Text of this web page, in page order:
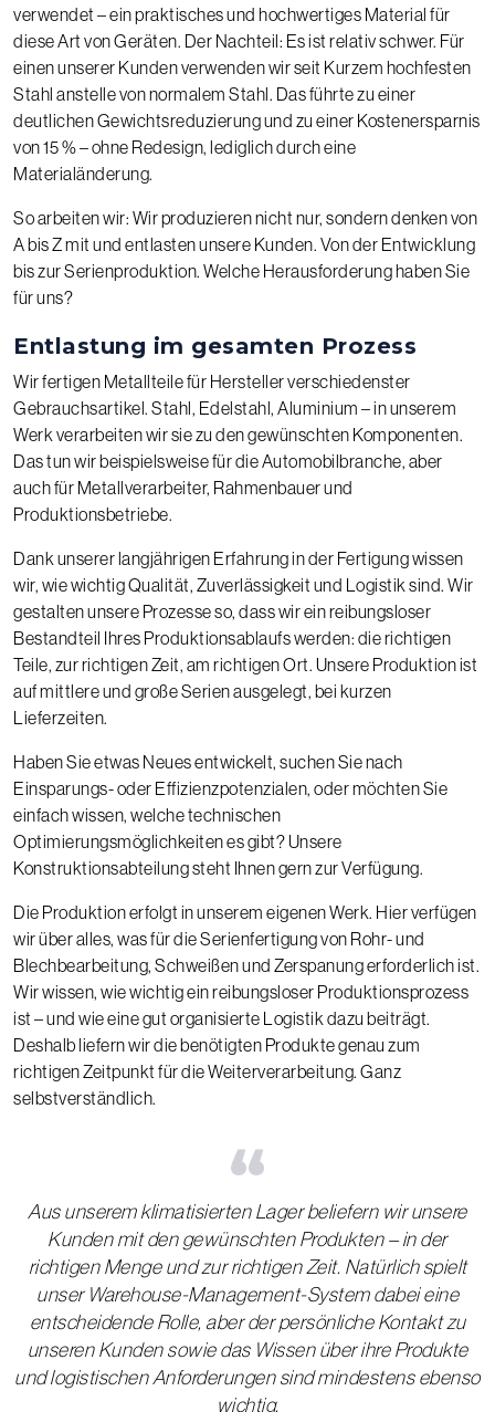
verwendet – ein praktisches und hochwertiges Material für
diese Art von Geräten. Der Nachteil: Es ist relativ schwer. Für
einen unserer Kunden verwenden wir seit Kurzem hochfesten
Stahl anstelle von normalem Stahl. Das führte zu einer
deutlichen Gewichtsreduzierung und zu einer Kostenersparnis
von 15 % – ohne Redesign, lediglich durch eine
Materialänderung.
So arbeiten wir: Wir produzieren nicht nur, sondern denken von
A bis Z mit und entlasten unsere Kunden. Von der Entwicklung
bis zur Serienproduktion. Welche Herausforderung haben Sie
für uns?
Entlastung im gesamten Prozess
Wir fertigen Metallteile für Hersteller verschiedenster
Gebrauchsartikel. Stahl, Edelstahl, Aluminium – in unserem
Werk verarbeiten wir sie zu den gewünschten Komponenten.
Das tun wir beispielsweise für die Automobilbranche, aber
auch für Metallverarbeiter, Rahmenbauer und
Produktionsbetriebe.
Dank unserer langjährigen Erfahrung in der Fertigung wissen
wir, wie wichtig Qualität, Zuverlässigkeit und Logistik sind. Wir
gestalten unsere Prozesse so, dass wir ein reibungsloser
Bestandteil Ihres Produktionsablaufs werden: die richtigen
Teile, zur richtigen Zeit, am richtigen Ort. Unsere Produktion ist
auf mittlere und große Serien ausgelegt, bei kurzen
Lieferzeiten.
Haben Sie etwas Neues entwickelt, suchen Sie nach
Einsparungs- oder Effizienzpotenzialen, oder möchten Sie
einfach wissen, welche technischen
Optimierungsmöglichkeiten es gibt? Unsere
Konstruktionsabteilung steht Ihnen gern zur Verfügung.
Die Produktion erfolgt in unserem eigenen Werk. Hier verfügen
wir über alles, was für die Serienfertigung von Rohr- und
Blechbearbeitung, Schweißen und Zerspanung erforderlich ist.
Wir wissen, wie wichtig ein reibungsloser Produktionsprozess
ist – und wie eine gut organisierte Logistik dazu beiträgt.
Deshalb liefern wir die benötigten Produkte genau zum
richtigen Zeitpunkt für die Weiterverarbeitung. Ganz
selbstverständlich.
“
Aus unserem klimatisierten Lager beliefern wir unsere
Kunden mit den gewünschten Produkten – in der
richtigen Menge und zur richtigen Zeit. Natürlich spielt
unser Warehouse-Management-System dabei eine
entscheidende Rolle, aber der persönliche Kontakt zu
unseren Kunden sowie das Wissen über ihre Produkte
und logistischen Anforderungen sind mindestens ebenso
wichtig.